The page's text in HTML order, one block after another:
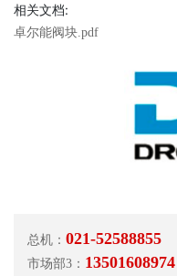
相关文档:
卓尔能阀块.pdf
总机： 021-52588855
市场部3： 13501608974